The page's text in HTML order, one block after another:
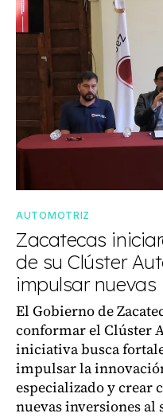
AUTOMOTRIZ
Zacatecas
de su Clúster
impulsar nuevas
El Gobierno de
conformar el Clúster
iniciativa busca
impulsar la
especializado y crear
nuevas inversiones al